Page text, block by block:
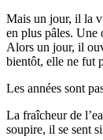
Mais un jour, il la
en plus pâles. Une
Alors un jour, il
bientôt, elle ne fut
Les années sont
La fraîcheur de
soupire, il se sent